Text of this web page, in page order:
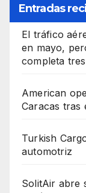
Entradas
El tráfico
en mayo,
completa
American
Caracas tras
Turkish
automotriz
SolitAir abre